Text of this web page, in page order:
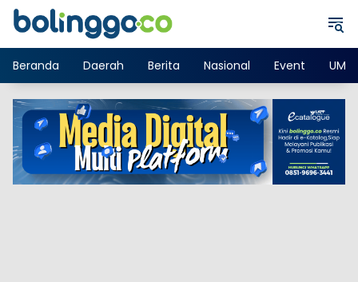
Langsung
Beranda
Daerah Berita Nasional Event